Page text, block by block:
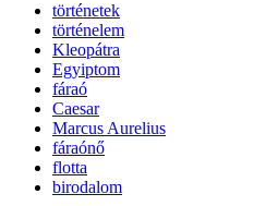
történetek
történelem
Kleopátra
Egyiptom
fáraó
Caesar
Marcus Aurelius
fáraónő
flotta
birodalom